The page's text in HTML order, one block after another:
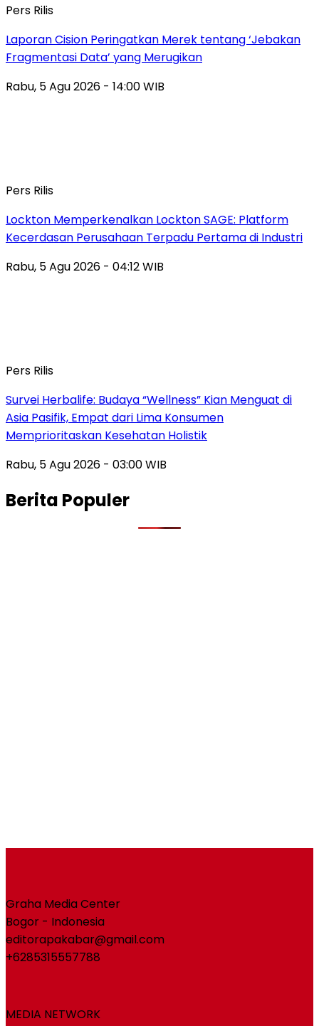
Pers Rilis
Laporan Cision Peringatkan Merek tentang ‘Jebakan
Fragmentasi Data’ yang Merugikan
Rabu, 5 Agu 2026 - 14:00 WIB
Pers Rilis
Lockton Memperkenalkan Lockton SAGE: Platform
Kecerdasan Perusahaan Terpadu Pertama di Industri
Rabu, 5 Agu 2026 - 04:12 WIB
Pers Rilis
Survei Herbalife: Budaya “Wellness” Kian Menguat di
Asia Pasifik, Empat dari Lima Konsumen
Memprioritaskan Kesehatan Holistik
Rabu, 5 Agu 2026 - 03:00 WIB
Berita Populer
Graha Media Center
Bogor - Indonesia
editorapakabar@gmail.com
+6285315557788
MEDIA NETWORK